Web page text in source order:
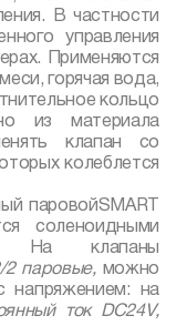
В частности
управления
Применяются
горячая вода,
кольцо
из материала
клапан со
колеблется
паровойSMART
соленоидными
клапаны
2 паровые,можно
напряжением: на
ток DC24V,